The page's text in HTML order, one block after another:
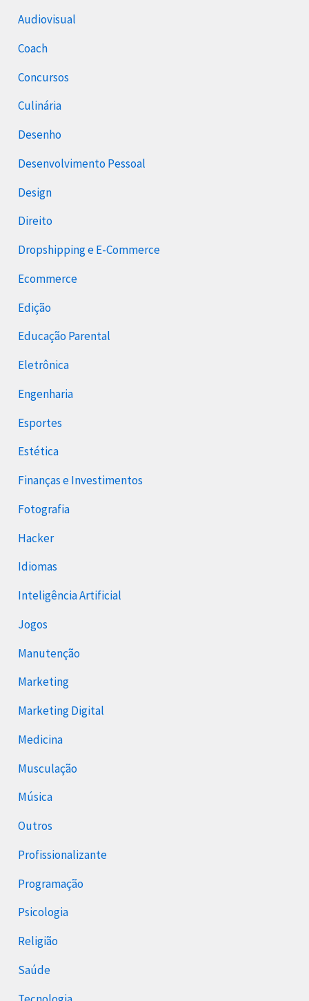
Audiovisual
Coach
Concursos
Culinária
Desenho
Desenvolvimento Pessoal
Design
Direito
Dropshipping e E-Commerce
Ecommerce
Edição
Educação Parental
Eletrônica
Engenharia
Esportes
Estética
Finanças e Investimentos
Fotografia
Hacker
Idiomas
Inteligência Artificial
Jogos
Manutenção
Marketing
Marketing Digital
Medicina
Musculação
Música
Outros
Profissionalizante
Programação
Psicologia
Religião
Saúde